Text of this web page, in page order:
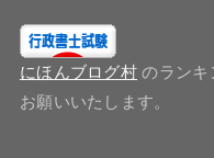
にほんブログ村 のランキ
お願いいたします。